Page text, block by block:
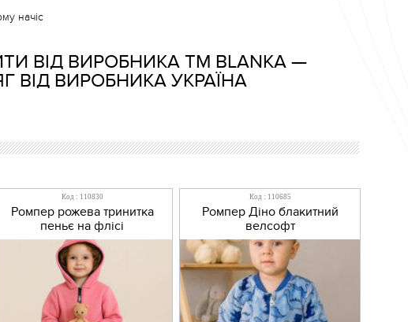
начіс
ВІД ВИРОБНИКА TM BLANKA —
ВІД ВИРОБНИКА УКРАЇНА
Код : 110830
Ромпер рожева тринитка
пеньє на флісі
Код : 110685
Ромпер Діно блакитний
велсофт